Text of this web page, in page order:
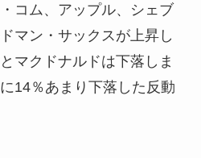
コム、アップル、シェブ
マン・サックスが上昇し
マクドナルドは下落しま
14％あまり下落した反動